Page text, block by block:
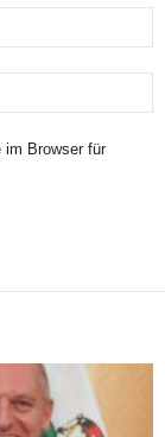
im Browser für